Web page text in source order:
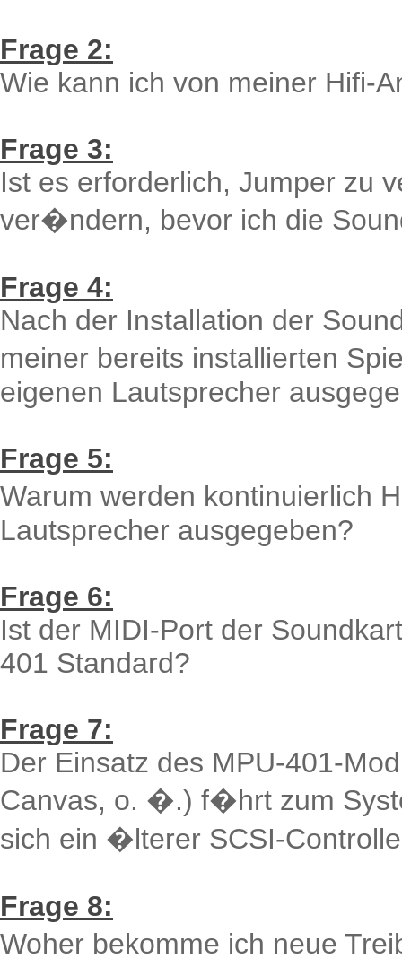
Frage 2:
Wie kann ich von meiner Hifi-
Frage 3:
Ist es erforderlich, Jumper zu
ver�ndern, bevor ich die
Frage 4:
Nach der Installation der
meiner bereits installierten
eigenen Lautsprecher
Frage 5:
Warum werden kontinuierlich
Lautsprecher ausgegeben?
Frage 6:
Ist der MIDI-Port der
401 Standard?
Frage 7:
Der Einsatz des MPU-401-
Canvas, o. �.) f�hrt zum
sich ein �lterer SCSI-
Frage 8:
Woher bekomme ich neue